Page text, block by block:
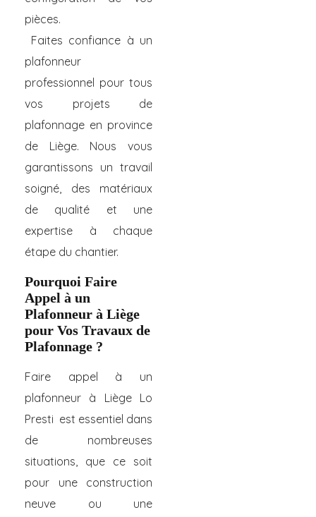
pièces.
Faites confiance à un
plafonneur
professionnel pour tous
vos projets de
plafonnage en province
de Liège. Nous vous
garantissons un travail
soigné, des matériaux
de qualité et une
expertise à chaque
étape du chantier.
Pourquoi Faire
Appel à un
Plafonneur à Liège
pour Vos Travaux de
Plafonnage ?
Faire appel à un
plafonneur à Liège Lo
Presti est essentiel dans
de nombreuses
situations, que ce soit
pour une construction
neuve ou une